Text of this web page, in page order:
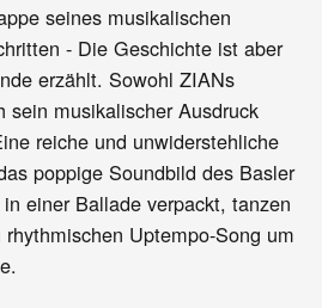
seines musikalischen
- Die Geschichte ist aber
erzählt. Sowohl ZIANs
sein musikalischer Ausdruck
reiche und unwiderstehliche
poppige Soundbild des Basler
einer Ballade verpackt, tanzen
Uptempo-Song um